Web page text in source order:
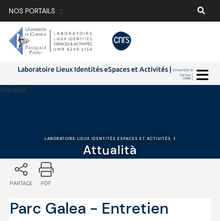
NOS PORTAILS :
Laboratoire Lieux Identités eSpaces et Activités |Università di
Corsica |
CNRS |
Attualità
LABORATOIRE LIEUX IDENTITÉS ESPACES ET ACTIVITÉS |
Attualità
PARTAGE PDF
Parc Galea - Entretien